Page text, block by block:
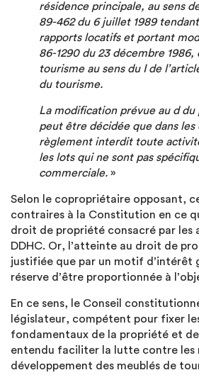
résidence principale, au sens
89-462 du 6 juillet 1989
rapports locatifs et portant
86-1290 du 23 décembre 1986,
tourisme au sens du I de l’
du tourisme.
La modification prévue au d
peut être décidée que dans
règlement interdit toute
les lots qui ne sont pas
commerciale. »
Selon le copropriétaire opposant,
contraires à la Constitution en ce
droit de propriété consacré par les
DDHC. Or, l’atteinte au droit de
justifiée que par un motif d’intérêt
réserve d’être proportionnée à
En ce sens, le Conseil
législateur, compétent pour fixer
fondamentaux de la propriété et
entendu faciliter la lutte contre les
développement des meublés de